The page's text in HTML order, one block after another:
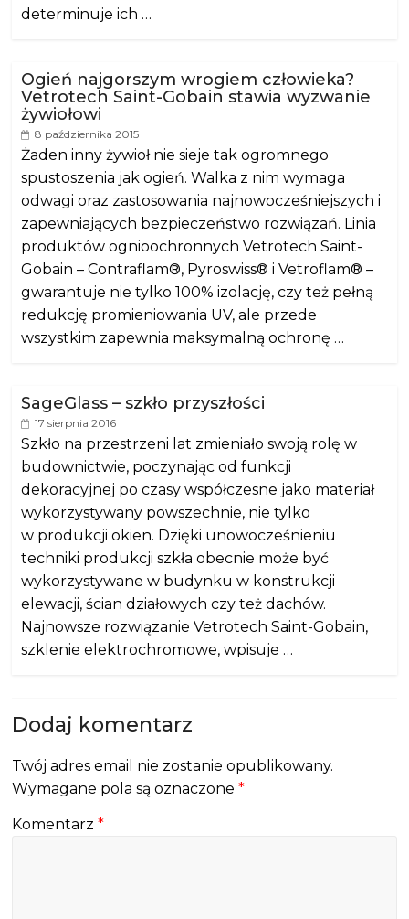
determinuje ich …
Ogień najgorszym wrogiem człowieka?
Vetrotech Saint-Gobain stawia wyzwanie
żywiołowi
8 października 2015
Żaden inny żywioł nie sieje tak ogromnego
spustoszenia jak ogień. Walka z nim wymaga
odwagi oraz zastosowania najnowocześniejszych i
zapewniających bezpieczeństwo rozwiązań. Linia
produktów ognioochronnych Vetrotech Saint-
Gobain – Contraflam®, Pyroswiss® i Vetroflam® –
gwarantuje nie tylko 100% izolację, czy też pełną
redukcję promieniowania UV, ale przede
wszystkim zapewnia maksymalną ochronę …
SageGlass – szkło przyszłości
17 sierpnia 2016
Szkło na przestrzeni lat zmieniało swoją rolę w
budownictwie, poczynając od funkcji
dekoracyjnej po czasy współczesne jako materiał
wykorzystywany powszechnie, nie tylko
w produkcji okien. Dzięki unowocześnieniu
techniki produkcji szkła obecnie może być
wykorzystywane w budynku w konstrukcji
elewacji, ścian działowych czy też dachów.
Najnowsze rozwiązanie Vetrotech Saint-Gobain,
szklenie elektrochromowe, wpisuje …
Dodaj komentarz
Twój adres email nie zostanie opublikowany.
Wymagane pola są oznaczone*
Komentarz*